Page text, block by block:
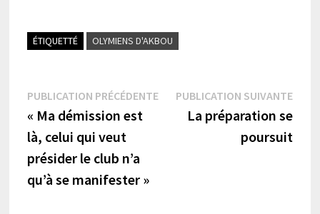
ÉTIQUETTÉ OLYMIENS D'AKBOU
Navigation
de
l’article
PUBLICATION PRÉCÉDENTEPublication
précédente :
« Ma démission est
là, celui qui veut
présider le club n’a
qu’à se manifester »
PUBLICATION SUIVANTE
La préparation se
poursuit